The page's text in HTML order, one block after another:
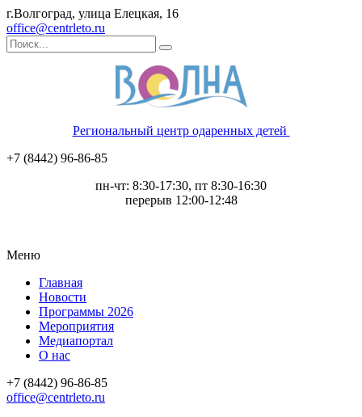
г.Волгоград, улица Елецкая, 16
office@centrleto.ru
Региональный центр одаренных детей
+7 (8442) 96-86-85
пн-чт: 8:30-17:30, пт 8:30-16:30
перерыв 12:00-12:48
Меню
Главная
Новости
Программы 2026
Мероприятия
Медиапортал
О нас
+7 (8442) 96-86-85
office@centrleto.ru